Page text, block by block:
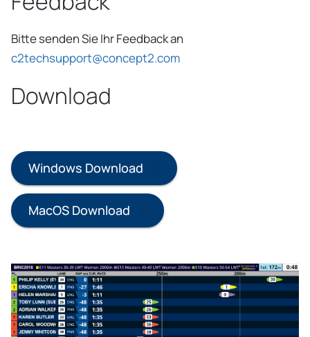
Bitte senden Sie Ihr Feedback an
c2techsupport@concept2.com
Download
Windows Download
MacOS Download